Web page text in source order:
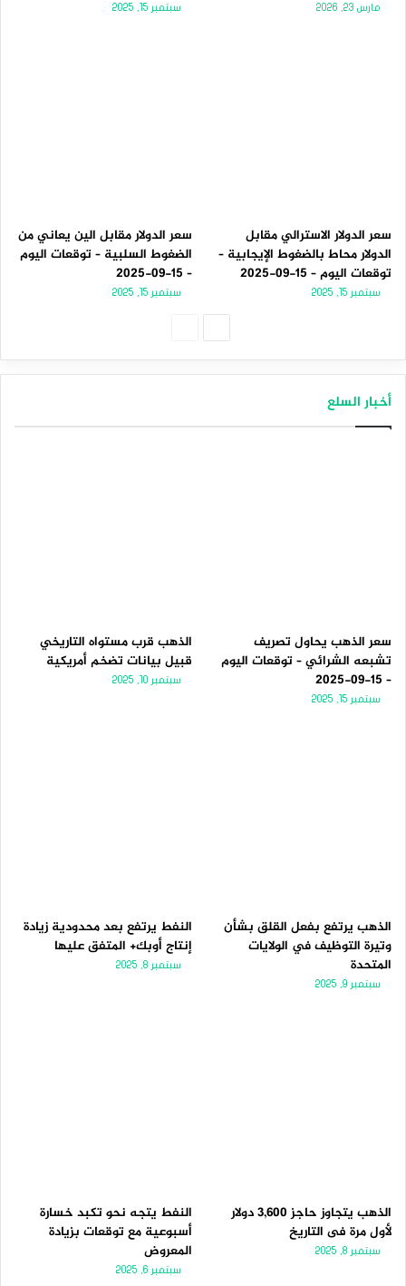
مارس 23, 2026 سبتمبر 15, 2025
سعر الدولار الاسترالي مقابل
الدولار محاط بالضغوط الإيجابية –
توقعات اليوم – 15-09-2025
سبتمبر 15, 2025
سعر الدولار مقابل الين يعاني من
الضغوط السلبية – توقعات اليوم
– 15-09-2025
سبتمبر 15, 2025
أخبار السلع
سعر الذهب يحاول تصريف
تشبعه الشرائي – توقعات اليوم
– 15-09-2025
سبتمبر 15, 2025
الذهب قرب مستواه التاريخي
قبيل بيانات تضخم أمريكية
سبتمبر 10, 2025
الذهب يرتفع بفعل القلق بشأن
وتيرة التوظيف في الولايات
المتحدة
سبتمبر 9, 2025
النفط يرتفع بعد محدودية زيادة
إنتاج أوبك+ المتفق عليها
سبتمبر 8, 2025
الذهب يتجاوز حاجز 3,600 دولار
لأول مرة فى التاريخ
سبتمبر 8, 2025
النفط يتجه نحو تكبد خسارة
أسبوعية مع توقعات بزيادة
المعروض
سبتمبر 6, 2025